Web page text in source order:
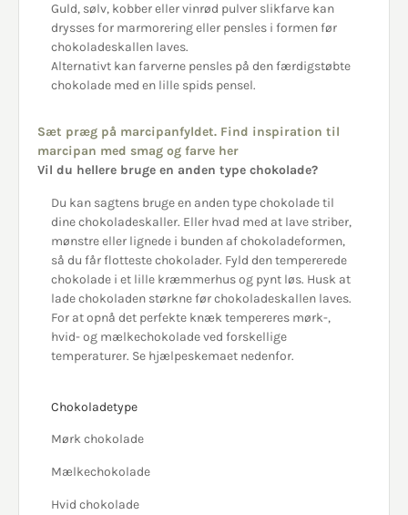
Guld, sølv, kobber eller vinrød pulver slikfarve kan
drysses for marmorering eller pensles i formen før
chokoladeskallen laves.
Alternativt kan farverne pensles på den færdigstøbte
chokolade med en lille spids pensel.
Sæt præg på marcipanfyldet. Find inspiration til
marcipan med smag og farve her
Vil du hellere bruge en anden type chokolade?
Du kan sagtens bruge en anden type chokolade til
dine chokoladeskaller. Eller hvad med at lave striber,
mønstre eller lignede i bunden af chokoladeformen,
så du får flotteste chokolader. Fyld den tempererede
chokolade i et lille kræmmerhus og pynt løs. Husk at
lade chokoladen størkne før chokoladeskallen laves.
For at opnå det perfekte knæk tempereres mørk-,
hvid- og mælkechokolade ved forskellige
temperaturer. Se hjælpeskemaet nedenfor.
Chokoladetype
Mørk chokolade
Mælkechokolade
Hvid chokolade